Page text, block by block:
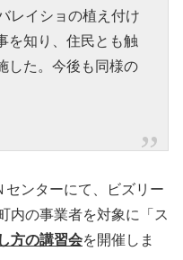
レイショの植え付け
を知り、住民とも触
した。今後も同様の
ンターにて、ビズリー
内の事業者を対象に「ス
方の講習会を開催しま